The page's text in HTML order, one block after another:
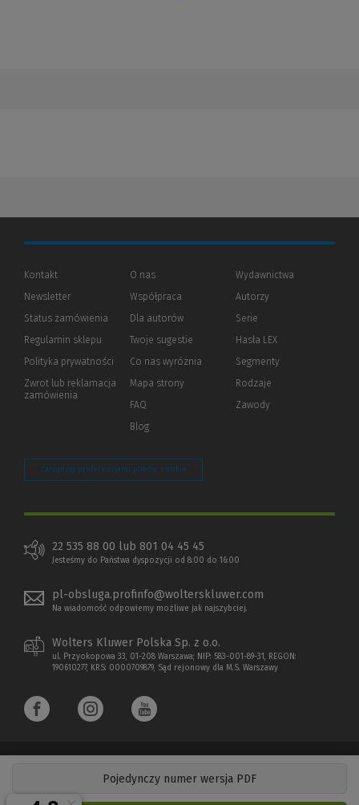
Pojedynczy numer wersja PDF
Kontakt
Newsletter
Status zamówienia
Regulamin sklepu
Polityka prywatności (Nowe
(Link
innej
Zwrot lub reklamacja
zamówienia
O nas
Współpraca
Dla autorów(Nowe
(Link
innej
Twoje sugestie
Co nas wyróżnia
Mapa strony
FAQ
Blog
Wydawnictwa
Autorzy
Serie
Hasła LEX
Segmenty
Rodzaje
Zawody
Zarządzaj preferencjami plików cookie
22 535 88 00 lub 801 04 45 45
Jesteśmy do Państwa dyspozycji od 8:00 do 16:00
pl-obsluga.profinfo@wolterskluwer.com
Na wiadomość odpowiemy możliwe jak najszybciej.
Wolters Kluwer Polska Sp. z o.o.
ul. Przyokopowa 33, 01-208 Warszawa; NIP: 583-001-89-31, REGON:
190610277, KRS: 0000709879, Sąd rejonowy dla M.S. Warszawy